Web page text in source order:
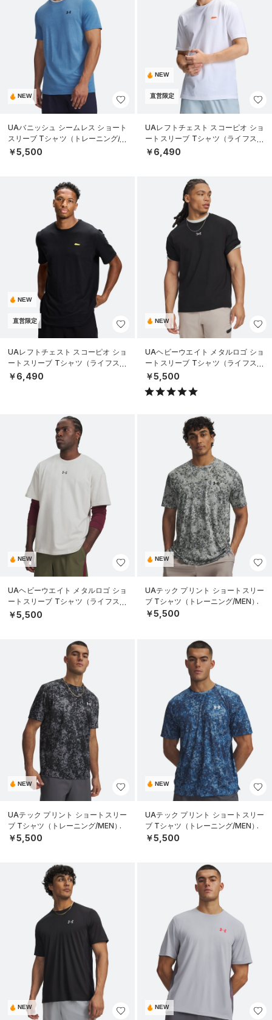
NEW
UAバニッシュ シームレス ショート
スリーブ Tシャツ（トレーニング/M
EN）
￥5,500
NEW
直営限定
UAレフトチェスト スコーピオ ショ
ートスリーブ Tシャツ（ライフスタ
イル/MEN）
￥6,490
NEW
直営限定
UAレフトチェスト スコーピオ ショ
ートスリーブ Tシャツ（ライフスタ
イル/MEN）
￥6,490
NEW
UAヘビーウエイト メタルロゴ ショ
ートスリーブ Tシャツ（ライフスタ
イル/MEN）
￥5,500
NEW
UAヘビーウエイト メタルロゴ ショ
ートスリーブ Tシャツ（ライフスタ
イル/MEN）
￥5,500
NEW
UAテック プリント ショートスリー
ブ Tシャツ（トレーニング/MEN）
￥5,500
NEW
UAテック プリント ショートスリー
ブ Tシャツ（トレーニング/MEN）
￥5,500
NEW
UAテック プリント ショートスリー
ブ Tシャツ（トレーニング/MEN）
￥5,500
NEW NEW